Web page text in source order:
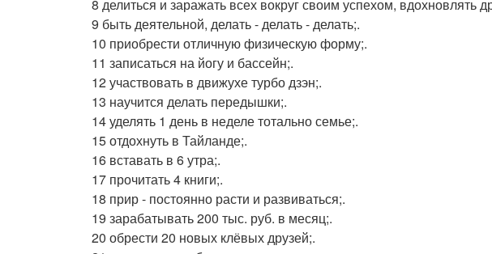
8 делиться и заражать всех вокруг своим успехом, вдохновлять
9 быть деятельной, делать - делать - делать;.
10 приобрести отличную физическую форму;.
11 записаться на йогу и бассейн;.
12 участвовать в движухе турбо дзэн;.
13 научится делать передышки;.
14 уделять 1 день в неделе тотально семье;.
15 отдохнуть в Тайланде;.
16 вставать в 6 утра;.
17 прочитать 4 книги;.
18 прир - постоянно расти и развиваться;.
19 зарабатывать 200 тыс. руб. в месяц;.
20 обрести 20 новых клёвых друзей;.